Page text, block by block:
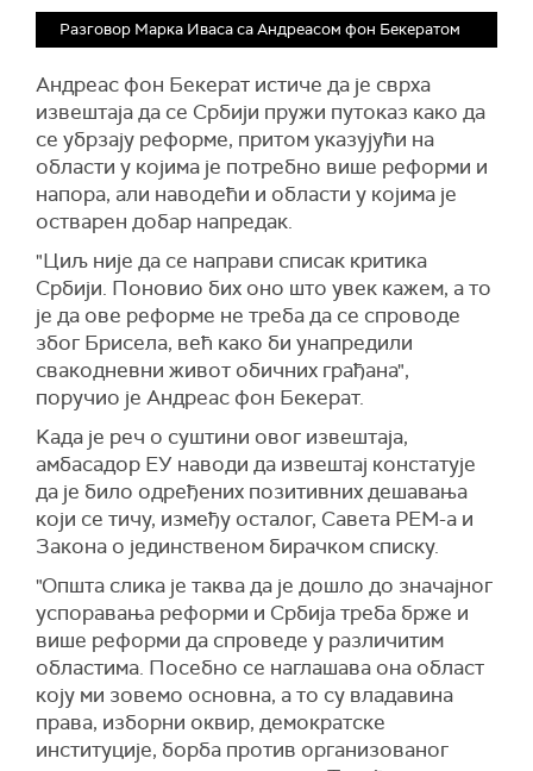
Разговор Марка Иваса са Андреасом фон Бекератом
Андреас фон Бекерат истиче да је сврха
извештаја да се Србији пружи путоказ како да
се убрзају реформе, притом указујући на
области у којима је потребно више реформи и
напора, али наводећи и области у којима је
остварен добар напредак.
"Циљ није да се направи списак критика
Србији. Поновио бих оно што увек кажем, а то
је да ове реформе не треба да се спроводе
због Брисела, већ како би унапредили
свакодневни живот обичних грађана",
поручио је Андреас фон Бекерат.
Kада је реч о суштини овог извештаја,
амбасадор ЕУ наводи да извештај констатује
да је било одређених позитивних дешавања
који се тичу, између осталог, Савета РЕМ-а и
Закона о јединственом бирачком списку.
"Општа слика је таква да је дошло до значајног
успоравања реформи и Србија треба брже и
више реформи да спроведе у различитим
областима. Посебно се наглашава она област
коју ми зовемо основна, а то су владавина
права, изборни оквир, демократске
институције, борба против организованог